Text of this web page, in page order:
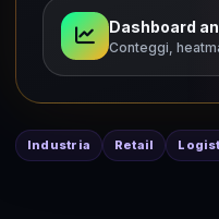
Dashboard
Conteggi,
Industria Retail